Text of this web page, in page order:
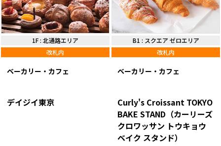
1F: 北通路エリア
改札内
ベーカリー・カフェ
デイジイ東京
B1 : スクエア ゼロエリア
改札内
ベーカリー・カフェ
Curly's Croissant TOKYO
BAKE STAND（カーリーズ
クロワッサン トウキョウ
ベイク スタンド）